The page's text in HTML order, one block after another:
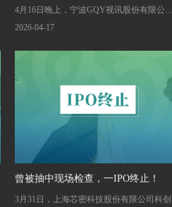
4月16日晚上，宁波GQY视讯股份有限公司
（300076）的一则《2025年度业绩预告修正
股东。
2026-04-17
曾被抽中现场检查，一IPO终止！
3月31日，上海芯密科技股份有限公司科